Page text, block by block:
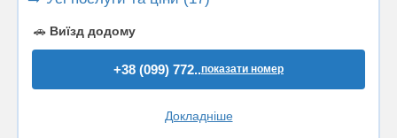
🚗 Виїзд додому
+38 (099) 772..показати номер
Докладніше